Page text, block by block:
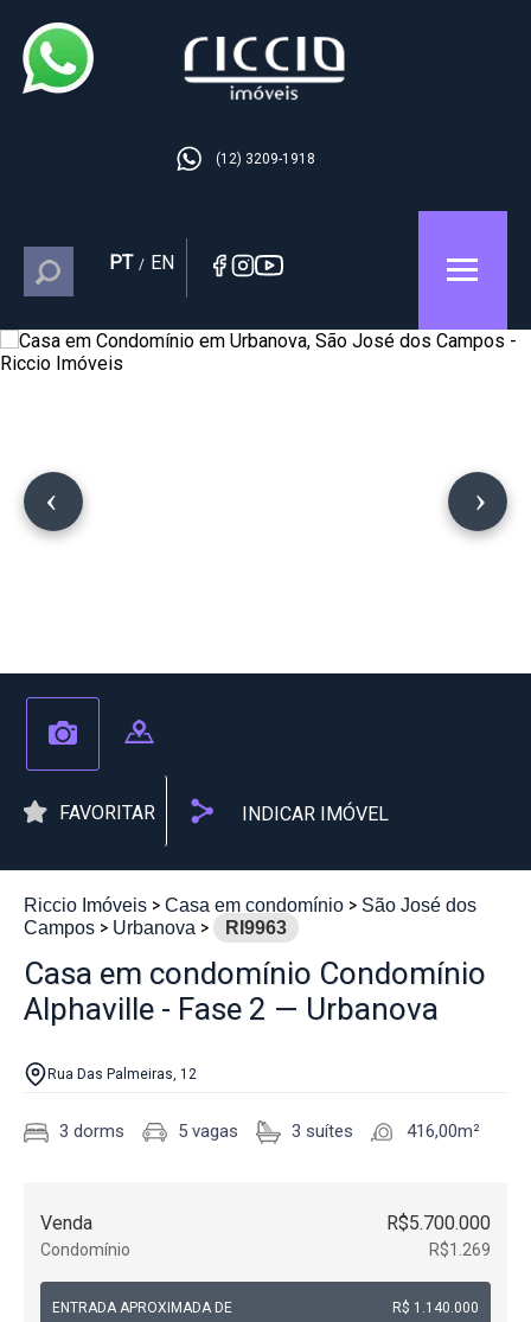
(12) 3209-1918
PT / EN
FAVORITAR INDICAR IMÓVEL
Riccio Imóveis Casa em condomínio
São José dos
Campos
Urbanova RI9963
Casa em condomínio Condomínio
Alphaville - Fase 2 — Urbanova
Rua Das Palmeiras, 12
3 dorms 5 vagas 3 suítes 416,00m²
Venda R$5.700.000
Condomínio R$1.269
ENTRADA APROXIMADA DE R$ 1.140.000